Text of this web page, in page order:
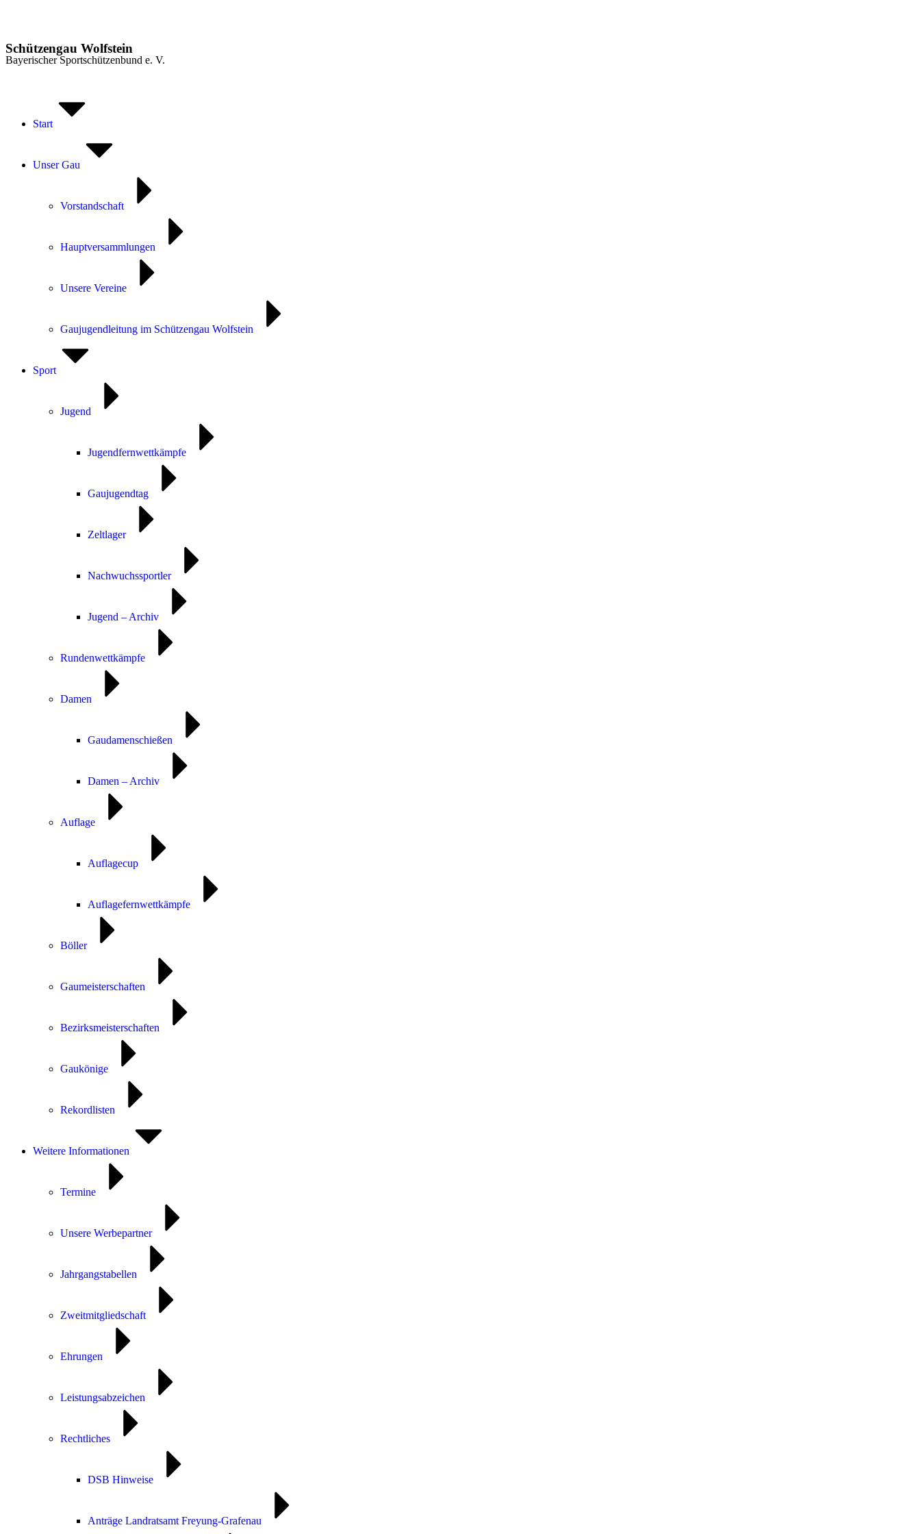
Schützengau Wolfstein
Bayerischer Sportschützenbund e. V.
Start
Unser Gau
Vorstandschaft
Hauptversammlungen
Unsere Vereine
Gaujugendleitung im Schützengau Wolfstein
Sport
Jugend
Jugendfernwettkämpfe
Gaujugendtag
Zeltlager
Nachwuchssportler
Jugend – Archiv
Rundenwettkämpfe
Damen
Gaudamenschießen
Damen – Archiv
Auflage
Auflagecup
Auflagefernwettkämpfe
Böller
Gaumeisterschaften
Bezirksmeisterschaften
Gaukönige
Rekordlisten
Weitere Informationen
Termine
Unsere Werbepartner
Jahrgangstabellen
Zweitmitgliedschaft
Ehrungen
Leistungsabzeichen
Rechtliches
DSB Hinweise
Anträge Landratsamt Freyung-Grafenau